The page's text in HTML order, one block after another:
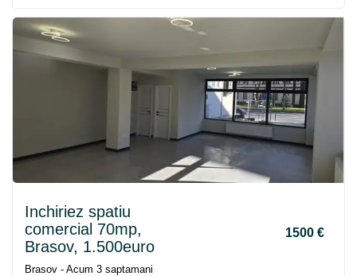
Inchiriez spatiu
comercial 70mp,
Brasov, 1.500euro
1500 €
Brasov - Acum 3 saptamani